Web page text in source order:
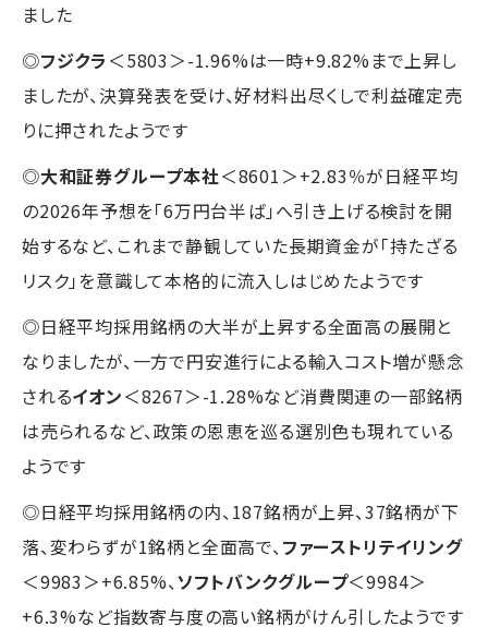
ました
◎フジクラ ＜5803＞-1.96%は一時+9.82%まで上昇し
ましたが、決算発表を受け、好材料出尽くしで利益確定売
りに押されたようです
◎大和証券グループ本社＜8601＞+2.83％が日経平均
の2026年予想を「6万円台半ば」へ引き上げる検討を開
始するなど、これまで静観していた長期資金が「持たざる
リスク」を意識して本格的に流入しはじめたようです
◎日経平均採用銘柄の大半が上昇する全面高の展開と
なりましたが、一方で円安進行による輸入コスト増が懸念
されるイオン＜8267＞-1.28%など消費関連の一部銘柄
は売られるなど、政策の恩恵を巡る選別色も現れている
ようです
◎日経平均採用銘柄の内、187銘柄が上昇、37銘柄が下
落、変わらずが1銘柄と全面高で、ファーストリテイリング
＜9983＞+6.85%、ソフトバンクグループ＜9984＞
+6.3%など指数寄与度の高い銘柄がけん引したようです